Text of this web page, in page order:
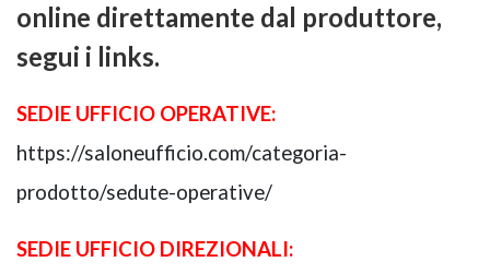
online direttamente dal produttore,
segui i links.
SEDIE UFFICIO OPERATIVE:
https://saloneufficio.com/categoria-
prodotto/sedute-operative/
SEDIE UFFICIO DIREZIONALI: